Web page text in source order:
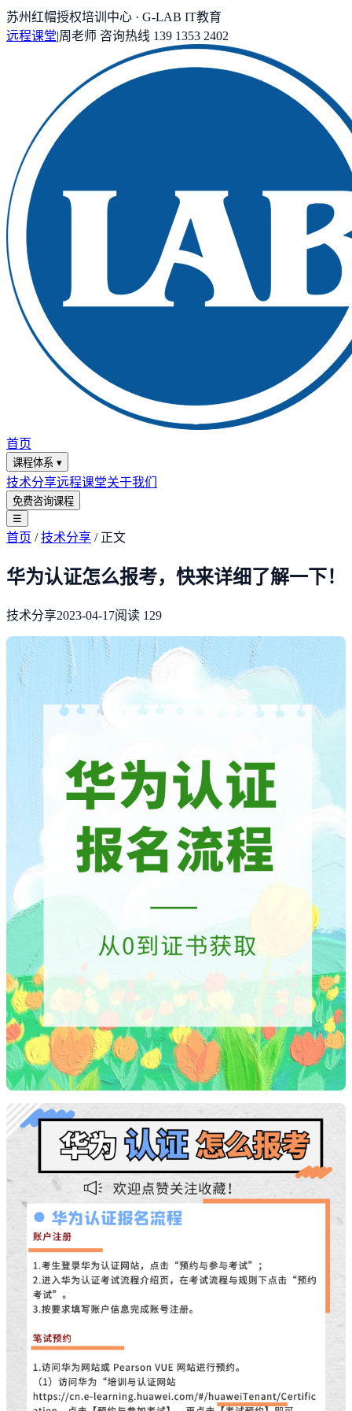
苏州红帽授权培训中心 · G-LAB IT教育
远程课堂|周老师 咨询热线 139 1353 2402
首页
课程体系 ▾
技术分享远程课堂关于我们
免费咨询课程
☰
首页 /技术分享 / 正文
华为认证怎么报考，快来详细了解一下！
技术分享2023-04-17阅读 129